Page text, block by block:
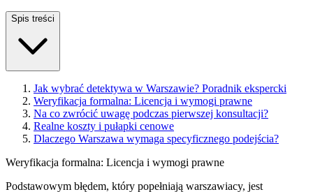
Spis treści
Jak wybrać detektywa w Warszawie? Poradnik ekspercki
Weryfikacja formalna: Licencja i wymogi prawne
Na co zwrócić uwagę podczas pierwszej konsultacji?
Realne koszty i pułapki cenowe
Dlaczego Warszawa wymaga specyficznego podejścia?
Weryfikacja formalna: Licencja i wymogi prawne
Podstawowym błędem, który popełniają warszawiacy, jest